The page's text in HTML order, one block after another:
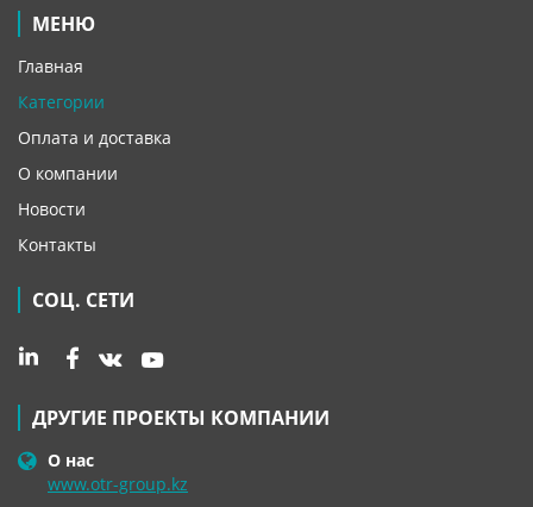
МЕНЮ
Главная
Категории
Оплата и доставка
О компании
Новости
Контакты
СОЦ. СЕТИ
ДРУГИЕ ПРОЕКТЫ КОМПАНИИ
О нас
www.otr-group.kz